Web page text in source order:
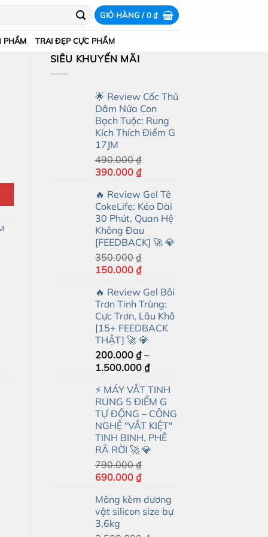
GIỎ HÀNG /0₫
PHẨM TRAI ĐẸP CỰC PHẨM
SIÊU KHUYẾN MÃI
🌟 Review Cốc Thủ
Dâm Nửa Con
Bạch Tuộc: Rung
Kích Thích Điểm G
17JM
490.000₫
Giá
là:
490.000 ₫.
390.000 ₫Giá
tại
là:
390.000 ₫.
🔥 Review Gel Tê
CokeLife: Kéo Dài
30 Phút, Quan Hệ
Không Đau
[FEEDBACK] 🚀 💎
350.000₫
Giá
là:
350.000 ₫.
150.000 ₫Giá
tại
là:
150.000 ₫.
🔥 Review Gel Bôi
Trơn Tinh Trùng:
Cực Trơn, Lâu Khô
[15+ FEEDBACK
THẬT] 🚀 💎
200.000 ₫ –
1.500.000 ₫Khoảng
từ
200.000 ₫
đến
1.500.000 ₫
⚡ MÁY VẮT TINH
RUNG 5 ĐIỂM G
TỰ ĐỘNG – CÔNG
NGHỆ "VẮT KIỆT"
TINH BINH, PHÊ
RÃ RỜI 🚀 💎
790.000₫
Giá
là:
790.000 ₫.
690.000 ₫Giá
tại
là:
Mông kèm dương
vật silicon size bự
3,6kg